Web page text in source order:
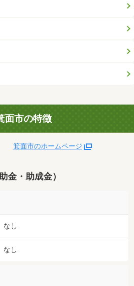
面市の特徴
箕面市のホームページ
金・助成金）
なし
なし